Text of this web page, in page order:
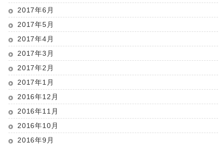
2017年6月
2017年5月
2017年4月
2017年3月
2017年2月
2017年1月
2016年12月
2016年11月
2016年10月
2016年9月